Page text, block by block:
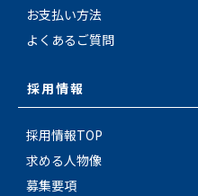
お支払い方法
よくあるご質問
採用情報
採用情報TOP
求める人物像
募集要項